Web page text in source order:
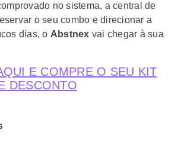
no sistema, a central de
o seu combo e direcionar a
dias, o Abstnex vai chegar à sua
E COMPRE O SEU KIT
DESCONTO